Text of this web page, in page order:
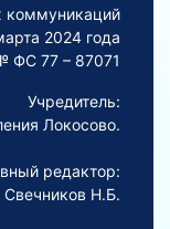
коммуникаций
2024 года
ФС 77 – 87071
Учредитель:
Локосово.
редактор:
Н.Б.